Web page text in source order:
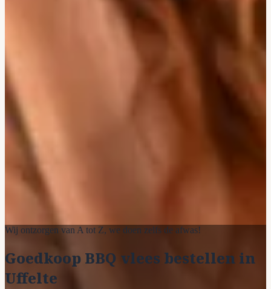
Wij ontzorgen van A tot Z, we doen zelfs de afwas!
Goedkoop BBQ vlees bestellen in
Uffelte